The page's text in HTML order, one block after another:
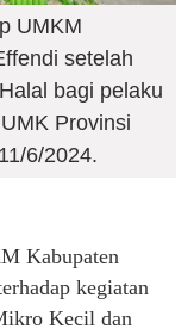
UMKM
setelah
bagi pelaku
Provinsi
6/2024.
Kabupaten
kegiatan
Kecil dan